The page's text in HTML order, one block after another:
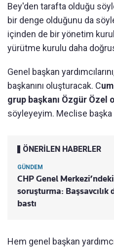
Bey'den tarafta olduğu
bir denge olduğunu da
içinden de bir yönetim
yürütme kurulu daha
Genel başkan
başkanını oluşturacak. C
grup başkanı Özgür Özel
söyleyeyim. Meclise
ÖNERİLEN HABERLER
GÜNDEM
CHP Genel
soruşturma: Başsavcılık
bastı
Hem genel başkan